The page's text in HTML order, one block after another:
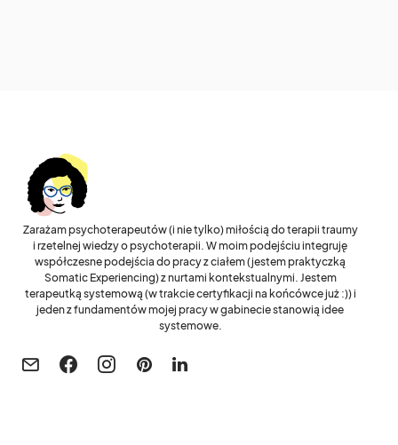
Zarażam psychoterapeutów (i nie tylko) miłością do terapii traumy
i rzetelnej wiedzy o psychoterapii. W moim podejściu integruję
współczesne podejścia do pracy z ciałem (jestem praktyczką
Somatic Experiencing) z nurtami kontekstualnymi. Jestem
terapeutką systemową (w trakcie certyfikacji na końcówce już :)) i
jeden z fundamentów mojej pracy w gabinecie stanowią idee
systemowe.